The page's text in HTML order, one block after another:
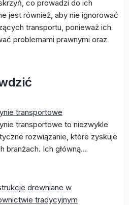
co prowadzi do ich
jest również, aby nie ignorować
transportu, ponieważ ich
problemami prawnymi oraz
transportowe
transportowe to niezwykle
rozwiązanie, które zyskuje
branżach. Ich główną…
drewniane w
tradycyjnym